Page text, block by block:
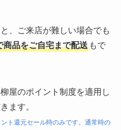
、ご来店が難しい場合でも
品をご自宅まで配送もで
屋のポイント制度を適用し
ます。
ト還元セール時のみです。通常時の